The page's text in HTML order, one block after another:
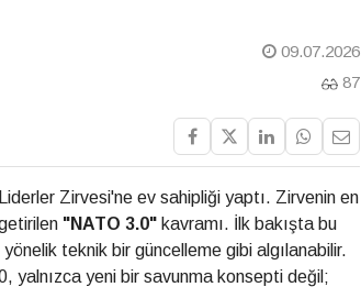
09.07.2026
87
Zirvesi'ne ev sahipliği yaptı. Zirvenin en
"NATO 3.0" kavramı. İlk bakışta bu
teknik bir güncelleme gibi algılanabilir.
yalnızca yeni bir savunma konsepti değil;